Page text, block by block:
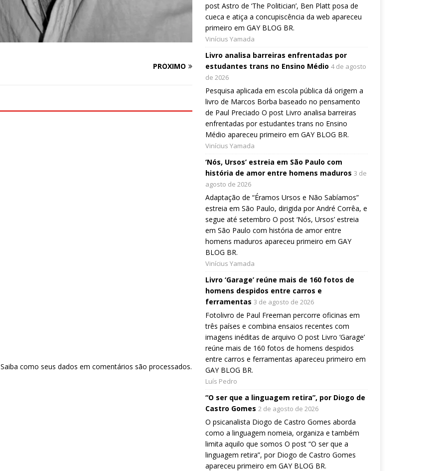
PRÓXIMO
Saiba como seus dados em comentários são processados.
post Astro de ‘The Politician’, Ben Platt posa de
cueca e atiça a concupiscência da web apareceu
primeiro em GAY BLOG BR.
Vinícius Yamada
Livro analisa barreiras enfrentadas por
estudantes trans no Ensino Médio 4 de agosto
de 2026
Pesquisa aplicada em escola pública dá origem a
livro de Marcos Borba baseado no pensamento
de Paul Preciado O post Livro analisa barreiras
enfrentadas por estudantes trans no Ensino
Médio apareceu primeiro em GAY BLOG BR.
Vinícius Yamada
‘Nós, Ursos’ estreia em São Paulo com
história de amor entre homens maduros 3 de
agosto de 2026
Adaptação de “Éramos Ursos e Não Sabíamos”
estreia em São Paulo, dirigida por André Corrêa, e
segue até setembro O post ‘Nós, Ursos’ estreia
em São Paulo com história de amor entre
homens maduros apareceu primeiro em GAY
BLOG BR.
Vinícius Yamada
Livro ‘Garage’ reúne mais de 160 fotos de
homens despidos entre carros e
ferramentas 3 de agosto de 2026
Fotolivro de Paul Freeman percorre oficinas em
três países e combina ensaios recentes com
imagens inéditas de arquivo O post Livro ‘Garage’
reúne mais de 160 fotos de homens despidos
entre carros e ferramentas apareceu primeiro em
GAY BLOG BR.
Luís Pedro
“O ser que a linguagem retira”, por Diogo de
Castro Gomes 2 de agosto de 2026
O psicanalista Diogo de Castro Gomes aborda
como a linguagem nomeia, organiza e também
limita aquilo que somos O post “O ser que a
linguagem retira”, por Diogo de Castro Gomes
apareceu primeiro em GAY BLOG BR.